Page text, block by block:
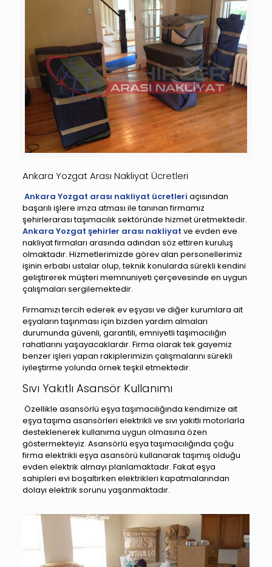
Ankara Yozgat Arası Nakliyat Ücretleri
Ankara Yozgat arası nakliyat ücretleri açısından
başarılı işlere imza atması ile tanınan firmamız
şehirlerarası taşımacılık sektöründe hizmet üretmektedir.
Ankara Yozgat şehirler arası nakliyat ve evden eve
nakliyat firmaları arasında adından söz ettiren kuruluş
olmaktadır. Hizmetlerimizde görev alan personellerimiz
işinin erbabı ustalar olup, teknik konularda sürekli kendini
geliştirerek müşteri memnuniyeti çerçevesinde en uygun
çalışmaları sergilemektedir.
Firmamızı tercih ederek ev eşyası ve diğer kurumlara ait
eşyaların taşınması için bizden yardım almaları
durumunda güvenli, garantili, emniyetli taşımacılığın
rahatlarını yaşayacaklardır. Firma olarak tek gayemiz
benzer işleri yapan rakiplerimizin çalışmalarını sürekli
iyileştirme yolunda örnek teşkil etmektedir.
Sıvı Yakıtlı Asansör Kullanımı
Özellikle asansörlü eşya taşımacılığında kendimize ait
eşya taşıma asansörleri elektrikli ve sıvı yakıtlı motorlarla
desteklenerek kullanıma uygun olmasına özen
göstermekteyiz. Asansörlü eşya taşımacılığında çoğu
firma elektrikli eşya asansörü kullanarak taşımış olduğu
evden elektrik almayı planlamaktadır. Fakat eşya
sahipleri evi boşaltırken elektrikleri kapatmalarından
dolayı elektrik sorunu yaşanmaktadır.